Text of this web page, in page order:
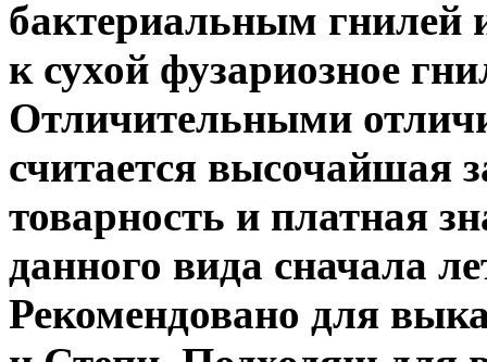
бактериальным гнилей
к сухой фузариозное
Отличительными
считается высочайшая
товарность и платная
данного вида сначала
Рекомендовано для